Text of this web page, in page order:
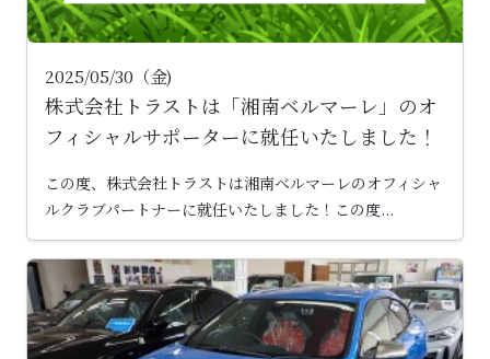
2025/05/30（金)
株式会社トラストは「湘南ベルマーレ」のオ
フィシャルサポーターに就任いたしました！
この度、株式会社トラストは湘南ベルマーレのオフィシャ
ルクラブパートナーに就任いたしました！この度...